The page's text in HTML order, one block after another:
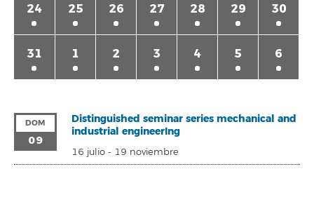
24 25 26 27 28 29 30
31 1 2 3 4 5 6
DOM
09
Distinguished seminar series mechanical and
industrial engineerIng
16 julio- 19 noviembre